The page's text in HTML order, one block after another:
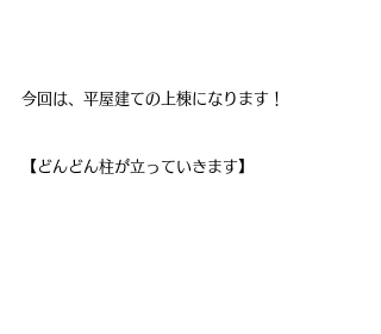
今回は、平屋建ての上棟になります！
【どんどん柱が立っていきます】